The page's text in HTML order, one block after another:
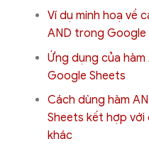
Ví dụ minh hoạ về
AND trong Google
Ứng dụng của
Google Sheets
Cách dùng hàm
Sheets kết hợp với
khác